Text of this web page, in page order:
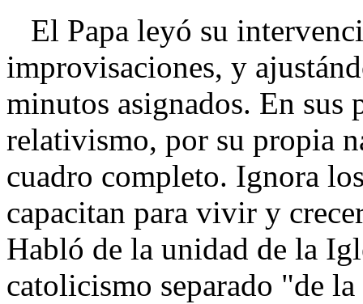
El Papa leyó su
improvisaciones, y
minutos asignados. En
relativismo, por su propia
cuadro completo. Ignora
capacitan para vivir y
Habló de la unidad de la
catolicismo separado "de